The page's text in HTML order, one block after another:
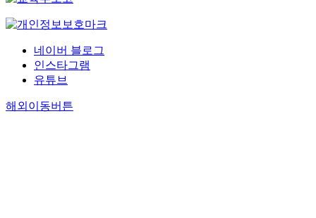
네이버 블로그
인스타그램
유튜브
해외이동버튼